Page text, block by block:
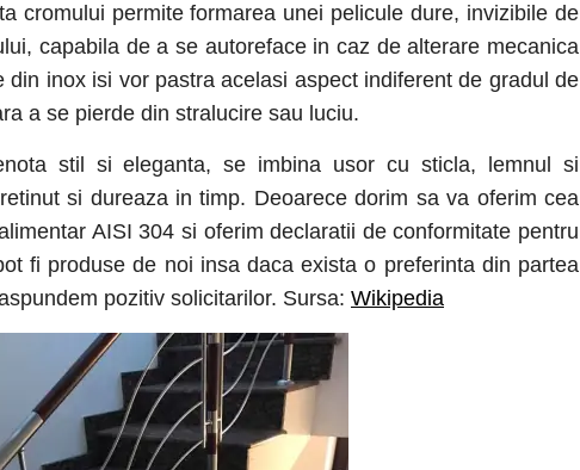
cromului permite formarea unei pelicule dure, invizibile de
capabila de a se autoreface in caz de alterare mecanica
din inox isi vor pastra acelasi aspect indiferent de gradul de
a se pierde din stralucire sau luciu.
stil si eleganta, se imbina usor cu sticla, lemnul si
si dureaza in timp. Deoarece dorim sa va oferim cea
AISI 304 si oferim declaratii de conformitate pentru
fi produse de noi insa daca exista o preferinta din partea
pozitiv solicitarilor. Sursa: Wikipedia